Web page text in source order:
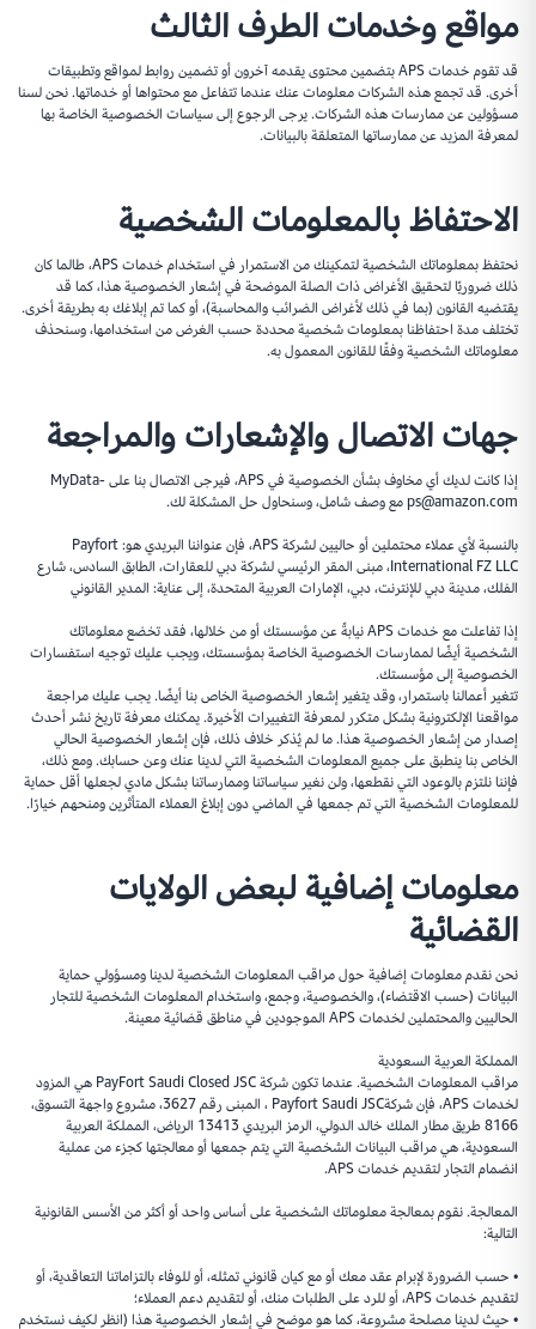
مواقع وخدمات الطرف الثالث
قد تقوم خدمات APS بتضمين محتوى يقدمه آخرون أو تضمين روابط لمواقع وتطبيقات
أخرى. قد تجمع هذه الشركات معلومات عنك عندما تتفاعل مع محتواها أو خدماتها. نحن لسنا
مسؤولين عن ممارسات هذه الشركات. يرجى الرجوع إلى سياسات الخصوصية الخاصة بها
لمعرفة المزيد عن ممارساتها المتعلقة بالبيانات.
الاحتفاظ بالمعلومات الشخصية
نحتفظ بمعلوماتك الشخصية لتمكينك من الاستمرار في استخدام خدمات APS، طالما كان
ذلك ضروريًا لتحقيق الأغراض ذات الصلة الموضحة في إشعار الخصوصية هذا، كما قد
يقتضيه القانون (بما في ذلك لأغراض الضرائب والمحاسبة)، أو كما تم إبلاغك به بطريقة أخرى.
تختلف مدة احتفاظنا بمعلومات شخصية محددة حسب الغرض من استخدامها، وسنحذف
معلوماتك الشخصية وفقًا للقانون المعمول به.
جهات الاتصال والإشعارات والمراجعة
إذا كانت لديك أي مخاوف بشأن الخصوصية في APS، فيرجى الاتصال بنا على MyData-
ps@amazon.com مع وصف شامل، وسنحاول حل المشكلة لك.
بالنسبة لأي عملاء محتملين أو حاليين لشركة APS، فإن عنواننا البريدي هو: Payfort
International FZ LLC، مبنى المقر الرئيسي لشركة دبي للعقارات، الطابق السادس، شارع
الفلك، مدينة دبي للإنترنت، دبي، الإمارات العربية المتحدة، إلى عناية: المدير القانوني
إذا تفاعلت مع خدمات APS نيابةً عن مؤسستك أو من خلالها، فقد تخضع معلوماتك
الشخصية أيضًا لممارسات الخصوصية الخاصة بمؤسستك، ويجب عليك توجيه استفسارات
الخصوصية إلى مؤسستك.
تتغير أعمالنا باستمرار، وقد يتغير إشعار الخصوصية الخاص بنا أيضًا. يجب عليك مراجعة
مواقعنا الإلكترونية بشكل متكرر لمعرفة التغييرات الأخيرة. يمكنك معرفة تاريخ نشر أحدث
إصدار من إشعار الخصوصية هذا. ما لم يُذكر خلاف ذلك، فإن إشعار الخصوصية الحالي
الخاص بنا ينطبق على جميع المعلومات الشخصية التي لدينا عنك وعن حسابك. ومع ذلك،
فإننا نلتزم بالوعود التي نقطعها، ولن نغير سياساتنا وممارساتنا بشكل مادي لجعلها أقل حماية
للمعلومات الشخصية التي تم جمعها في الماضي دون إبلاغ العملاء المتأثرين ومنحهم خيارًا.
معلومات إضافية لبعض الولايات
القضائية
نحن نقدم معلومات إضافية حول مراقب المعلومات الشخصية لدينا ومسؤولي حماية
البيانات (حسب الاقتضاء)، والخصوصية، وجمع، واستخدام المعلومات الشخصية للتجار
الحاليين والمحتملين لخدمات APS الموجودين في مناطق قضائية معينة.
المملكة العربية السعودية
مراقب المعلومات الشخصية. عندما تكون شركة PayFort Saudi Closed JSC هي المزود
لخدمات APS، فإن شركةPayfort Saudi JSC ، المبنى رقم 3627، مشروع واجهة التسوق،
8166 طريق مطار الملك خالد الدولي، الرمز البريدي 13413 الرياض، المملكة العربية
السعودية، هي مراقب البيانات الشخصية التي يتم جمعها أو معالجتها كجزء من عملية
انضمام التجار لتقديم خدمات APS.
المعالجة. نقوم بمعالجة معلوماتك الشخصية على أساس واحد أو أكثر من الأسس القانونية
التالية:
• حسب الضرورة لإبرام عقد معك أو مع كيان قانوني تمثله، أو للوفاء بالتزاماتنا التعاقدية، أو
لتقديم خدمات APS، أو للرد على الطلبات منك، أو لتقديم دعم العملاء؛
• حيث لدينا مصلحة مشروعة، كما هو موضح في إشعار الخصوصية هذا (انظر لكيف نستخدم